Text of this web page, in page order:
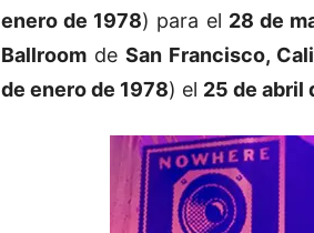
enero de 1978) para el 28 de
Ballroom de San Francisco,
de enero de 1978) el 25 de abril